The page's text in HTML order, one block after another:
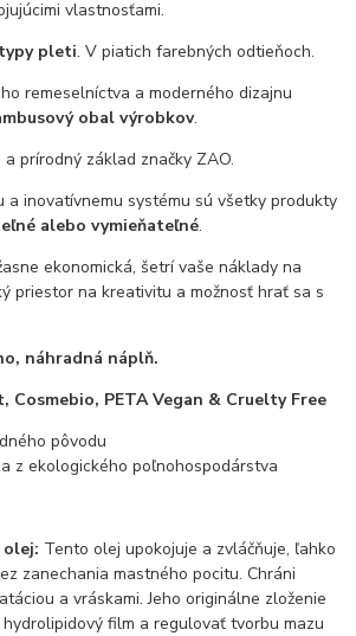
vlastnosťami.
pleti. V piatich farebných odtieňoch.
remeselníctva a moderného dizajnu
obal výrobkov.
prírodný základ značky ZAO.
a inovatívnemu systému sú všetky produkty
alebo vymieňateľné.
ekonomická, šetrí vaše náklady na
priestor na kreativitu a možnosť hrať sa s
náhradná náplň.
Cosmebio, PETA Vegan & Cruelty Free
pôvodu
z ekologického poľnohospodárstva
Tento olej upokojuje a zvláčňuje, ľahko
zanechania mastného pocitu. Chráni
a vráskami. Jeho originálne zloženie
film a regulovať tvorbu mazu